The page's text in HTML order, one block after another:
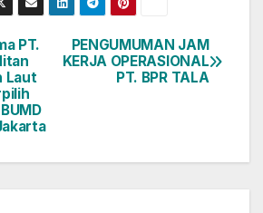
PENGUMUMAN JAM
KERJA OPERASIONAL
PT. BPR TALA
PT.
Laut